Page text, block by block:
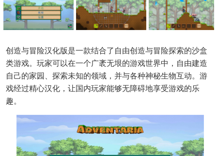
创造与冒险汉化版是一款结合了自由创造与冒险探索的沙盒
类游戏。玩家可以在一个广袤无垠的游戏世界中，自由建造
自己的家园、探索未知的领域，并与各种神秘生物互动。游
戏经过精心汉化，让国内玩家能够无障碍地享受游戏的乐
趣。